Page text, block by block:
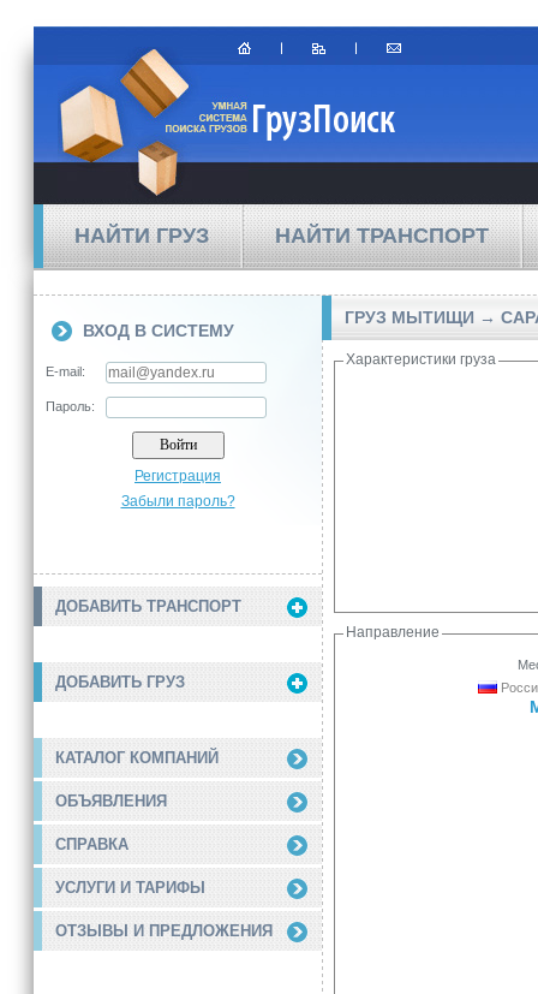
НАЙТИ ГРУЗ НАЙТИ ТРАНСПОРТ
ВХОД В СИСТЕМУ
E-mail:
Пароль:
Регистрация
Забыли пароль?
ДОБАВИТЬ ТРАНСПОРТ
ДОБАВИТЬ ГРУЗ
КАТАЛОГ КОМПАНИЙ
ОБЪЯВЛЕНИЯ
СПРАВКА
УСЛУГИ И ТАРИФЫ
ОТЗЫВЫ И ПРЕДЛОЖЕНИЯ
ГРУЗ МЫТИЩИ →
Характеристики груза
Направление